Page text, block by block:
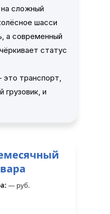
на сложный
шасси
а современный
статус
это транспорт,
грузовик, и
— руб.